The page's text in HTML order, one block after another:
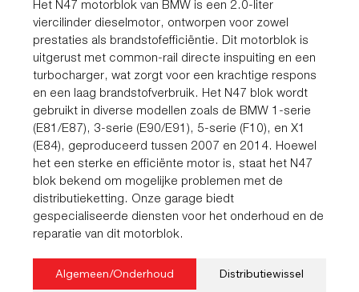
Het N47 motorblok van BMW is een 2.0-liter
viercilinder dieselmotor, ontworpen voor zowel
prestaties als brandstofefficiëntie. Dit motorblok is
uitgerust met common-rail directe inspuiting en een
turbocharger, wat zorgt voor een krachtige respons
en een laag brandstofverbruik. Het N47 blok wordt
gebruikt in diverse modellen zoals de BMW 1-serie
(E81/E87), 3-serie (E90/E91), 5-serie (F10), en X1
(E84), geproduceerd tussen 2007 en 2014. Hoewel
het een sterke en efficiënte motor is, staat het N47
blok bekend om mogelijke problemen met de
distributieketting. Onze garage biedt
gespecialiseerde diensten voor het onderhoud en de
reparatie van dit motorblok.
Algemeen/Onderhoud Distributiewissel